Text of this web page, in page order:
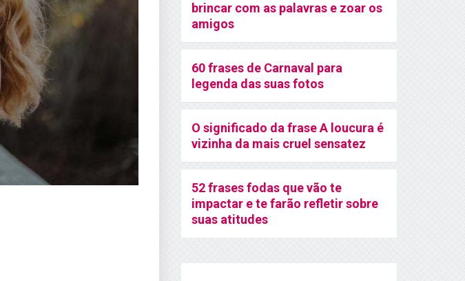
brincar com as palavras e zoar os
amigos
60 frases de Carnaval para
legenda das suas fotos
O significado da frase A loucura é
vizinha da mais cruel sensatez
52 frases fodas que vão te
impactar e te farão refletir sobre
suas atitudes